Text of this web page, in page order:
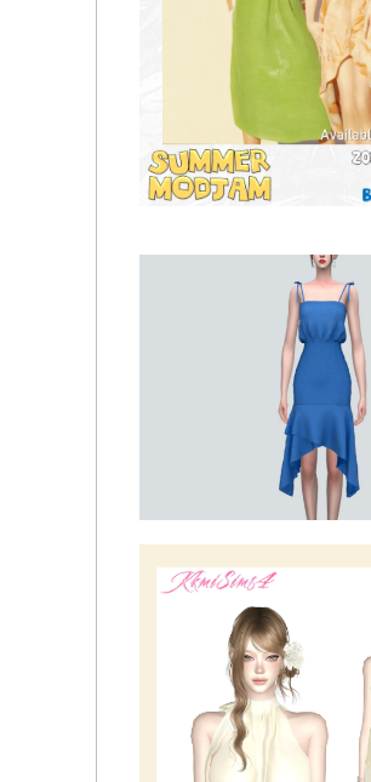
🤍Платье - Side Tie Halter Dress
Платье - Body Ribbon Midi Dress